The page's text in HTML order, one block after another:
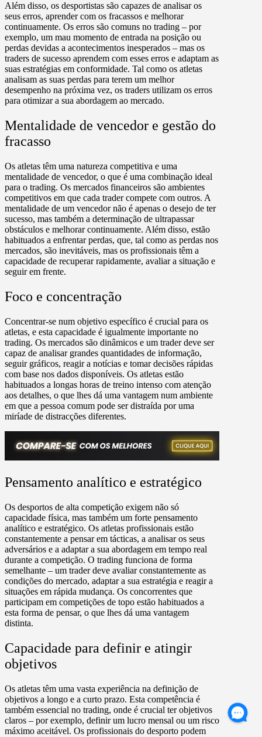
Além disso, os desportistas são capazes de analisar os
seus erros, aprender com os fracassos e melhorar
continuamente. Os erros são comuns no trading – por
exemplo, um mau momento de entrada na posição ou
perdas devidas a acontecimentos inesperados – mas os
traders de sucesso aprendem com esses erros e adaptam as
suas estratégias em conformidade. Tal como os atletas
analisam as suas perdas para terem um melhor
desempenho na próxima vez, os traders utilizam os erros
para otimizar a sua abordagem ao mercado.
Mentalidade de vencedor e gestão do
fracasso
Os atletas têm uma natureza competitiva e uma
mentalidade de vencedor, o que é uma combinação ideal
para o trading. Os mercados financeiros são ambientes
competitivos em que cada trader compete com outros. A
mentalidade de um vencedor não é apenas o desejo de ter
sucesso, mas também a determinação de ultrapassar
obstáculos e melhorar continuamente. Além disso, estão
habituados a enfrentar perdas, que, tal como as perdas nos
mercados, são inevitáveis, mas os profissionais têm a
capacidade de recuperar rapidamente, avaliar a situação e
seguir em frente.
Foco e concentração
Concentrar-se num objetivo específico é crucial para os
atletas, e esta capacidade é igualmente importante no
trading. Os mercados são dinâmicos e um trader deve ser
capaz de analisar grandes quantidades de informação,
seguir gráficos, reagir a notícias e tomar decisões rápidas
com base nos dados disponíveis. Os atletas estão
habituados a longas horas de treino intenso com atenção
aos detalhes, o que lhes dá uma vantagem num ambiente
em que a pessoa comum pode ser distraída por uma
miríade de distracções diferentes.
Pensamento analítico e estratégico
Os desportos de alta competição exigem não só
capacidade física, mas também um forte pensamento
analítico e estratégico. Os atletas profissionais estão
constantemente a pensar em tácticas, a analisar os seus
adversários e a adaptar a sua abordagem em tempo real
durante a competição. O trading funciona de forma
semelhante – um trader deve avaliar constantemente as
condições do mercado, adaptar a sua estratégia e reagir a
situações em rápida mudança. Os concorrentes que
participam em competições de topo estão habituados a
esta forma de pensar, o que lhes dá uma vantagem
distinta.
Capacidade para definir e atingir
objetivos
Os atletas têm uma vasta experiência na definição de
objetivos a longo e a curto prazo. Esta competência é
também essencial no trading, onde é crucial ter objetivos
claros – por exemplo, definir um lucro mensal ou um risco
máximo aceitável. Os profissionais do desporto podem